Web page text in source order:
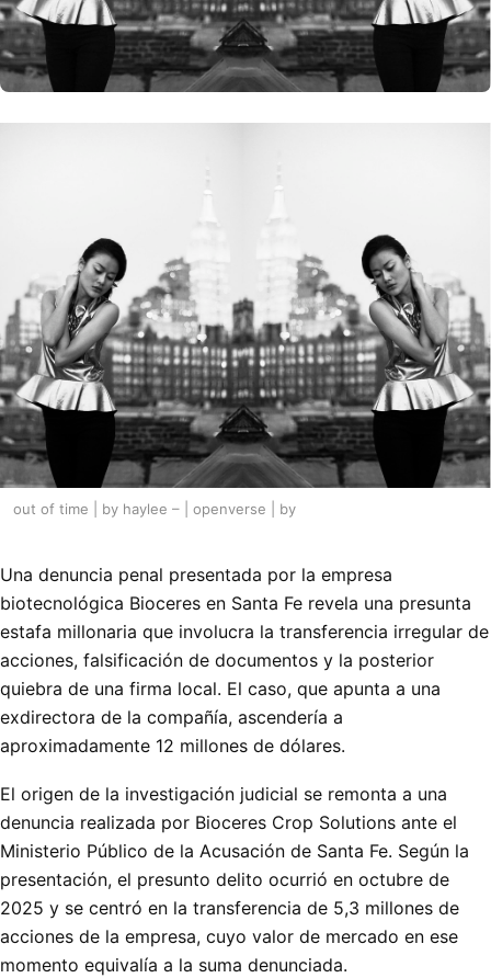
out of time | by haylee – | openverse | by
Una denuncia penal presentada por la empresa
biotecnológica Bioceres en Santa Fe revela una presunta
estafa millonaria que involucra la transferencia irregular de
acciones, falsificación de documentos y la posterior
quiebra de una firma local. El caso, que apunta a una
exdirectora de la compañía, ascendería a
aproximadamente 12 millones de dólares.
El origen de la investigación judicial se remonta a una
denuncia realizada por Bioceres Crop Solutions ante el
Ministerio Público de la Acusación de Santa Fe. Según la
presentación, el presunto delito ocurrió en octubre de
2025 y se centró en la transferencia de 5,3 millones de
acciones de la empresa, cuyo valor de mercado en ese
momento equivalía a la suma denunciada.